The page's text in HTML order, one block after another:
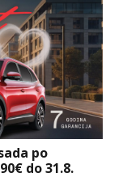
po
do 31.8.